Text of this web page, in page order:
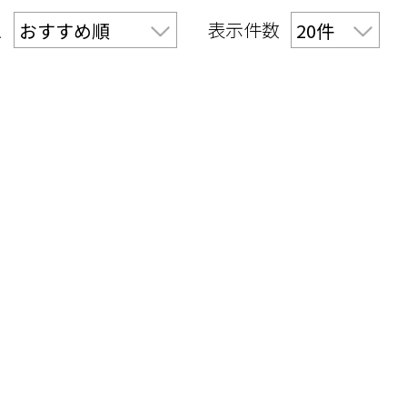
表示件数